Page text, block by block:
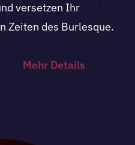
versetzen Ihr
Zeiten des Burlesque.
Mehr Details